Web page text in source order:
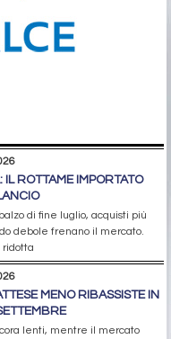
IL ROTTAME IMPORTATO
di fine luglio, acquisti più
debole frenano il mercato.
MENO RIBASSISTE IN
lenti, mentre il mercato